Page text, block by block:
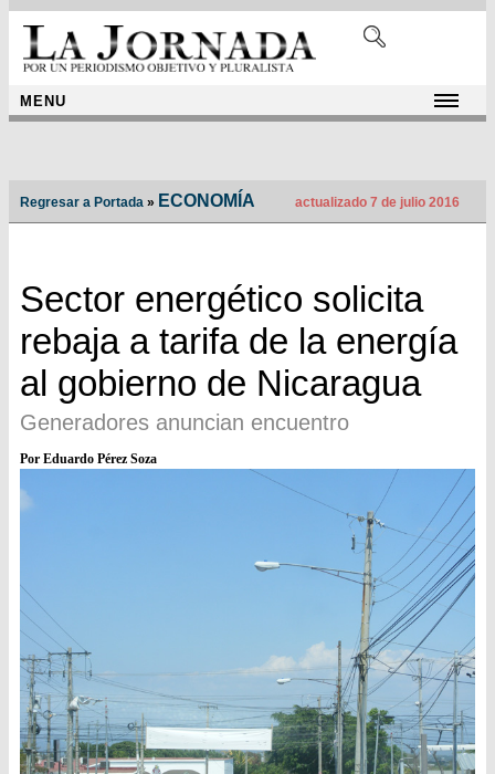
MENU
Regresar a Portada » ECONOMÍA actualizado 7 de julio 2016
Sector energético solicita
rebaja a tarifa de la energía
al gobierno de Nicaragua
Generadores anuncian encuentro
Por Eduardo Pérez Soza